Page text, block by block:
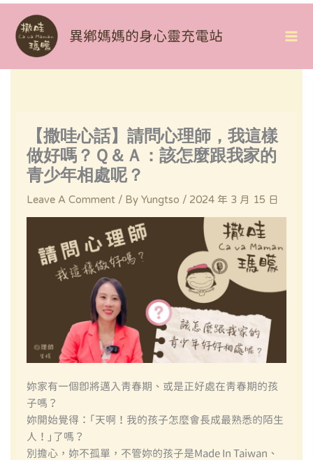
Skip
To
Content
異鄉媽媽的身心靈充電站
【撒哇心話】請問心理師，我這樣
做好嗎？Ｑ＆Ａ：該怎麼跟我家的
青少年相處呢？
Leave A Comment / ByYungtso / 2024 年 3 月 15 日
妳家有一個即將邁入青春期、或是正好處在青春期的孩
子嗎？
妳開始覺得：「天啊！我的孩子怎麼會長成最熟悉的陌生
人！」了嗎？
別擔心，妳不孤單，不管妳的孩子是made In Taiwan、